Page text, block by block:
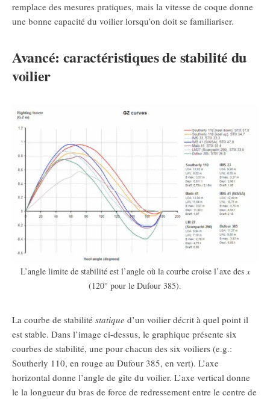
remplace des mesures pratiques, mais la vitesse de coque donne
une bonne capacité du voilier lorsqu’on doit se familiariser.
Avancé: caractéristiques de stabilité du
voilier
L’angle limite de stabilité est l’angle où la courbe croise l’axe des x
(120° pour le Dufour 385).
La courbe de stabilité statique d’un voilier décrit à quel point il
est stable. Dans l’image ci-dessus, le graphique présente six
courbes de stabilité, une pour chacun des six voiliers (e.g.:
Southerly 110, en rouge au Dufour 385, en vert). L’axe
horizontal donne l’angle de gîte du voilier. L’axe vertical donne
le la longueur du bras de force de redressement entre le centre de